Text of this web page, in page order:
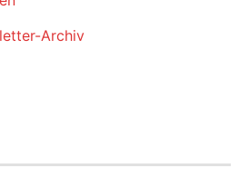
Archiv